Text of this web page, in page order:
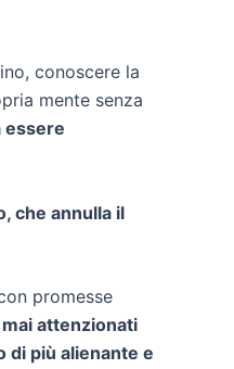
conoscere la
mente senza
essere
che annulla il
promesse
attenzionati
di più alienante e